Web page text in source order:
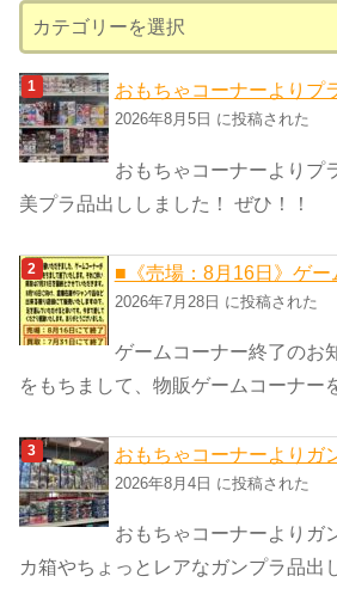
テ
ゴ
リ
ー
おもちゃコーナーよりプ
2026年8月5日 に投稿された
おもちゃコーナーよりプ
美プラ品出ししました！ ぜひ！！
■《売場：8月16日》ゲー
2026年7月28日 に投稿された
ゲームコーナー終了のお
をもちまして、物販ゲームコーナー
おもちゃコーナーよりガ
2026年8月4日 に投稿された
おもちゃコーナーよりガ
カ箱やちょっとレアなガンプラ品出